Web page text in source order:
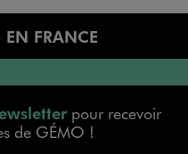
FRANCE
pour recevoir
de GÉMO !